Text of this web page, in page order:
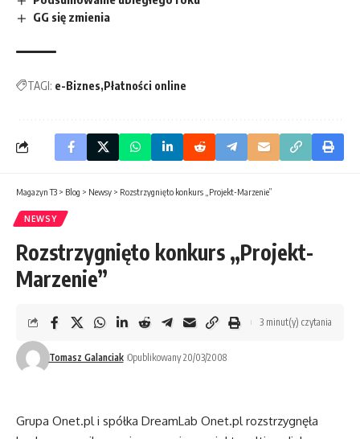
GG się zmienia
TAGI: e-Biznes Płatności online
Magazyn T3 > Blog > Newsy > Rozstrzygnięto konkurs „Projekt-Marzenie”
NEWSY
Rozstrzygnięto konkurs „Projekt-
Marzenie”
Tomasz Galanciak Opublikowany 20/03/2008
3 minut(y) czytania
Grupa Onet.pl i spółka DreamLab Onet.pl rozstrzygnęła